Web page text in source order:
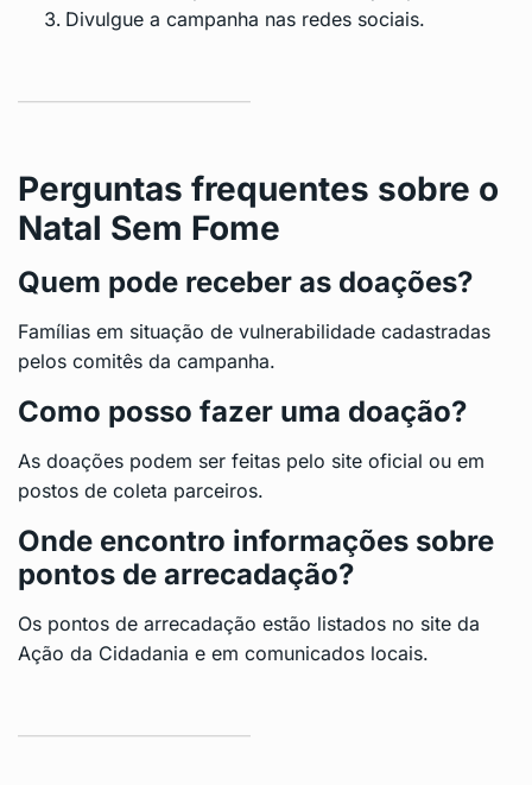
Divulgue a campanha nas redes sociais.
Perguntas frequentes sobre o
Natal Sem Fome
Quem pode receber as doações?
Famílias em situação de vulnerabilidade cadastradas
pelos comitês da campanha.
Como posso fazer uma doação?
As doações podem ser feitas pelo site oficial ou em
postos de coleta parceiros.
Onde encontro informações sobre
pontos de arrecadação?
Os pontos de arrecadação estão listados no site da
Ação da Cidadania e em comunicados locais.